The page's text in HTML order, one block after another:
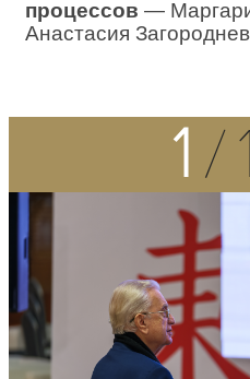
процессов —
Анастасия
1 /